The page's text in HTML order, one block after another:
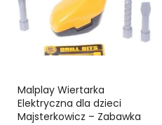
Malplay Wiertarka
Elektryczna dla dzieci
Majsterkowicz – Zabawka